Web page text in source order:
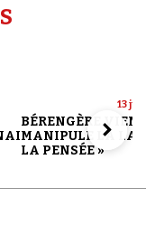
13
BÉRENGÈRE
MANIPULE LA
LA PENSÉE »